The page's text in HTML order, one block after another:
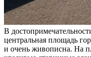
В
центральная площадь
и очень живописна. На